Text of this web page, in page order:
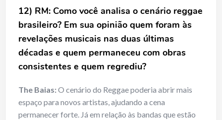
12) RM: Como você analisa o cenário reggae
brasileiro? Em sua opinião quem foram às
revelações musicais nas duas últimas
décadas e quem permaneceu com obras
consistentes e quem regrediu?
The Baias:O cenário do Reggae poderia abrir mais
espaço para novos artistas, ajudando a cena
permanecer forte. Já em relação às bandas que estão